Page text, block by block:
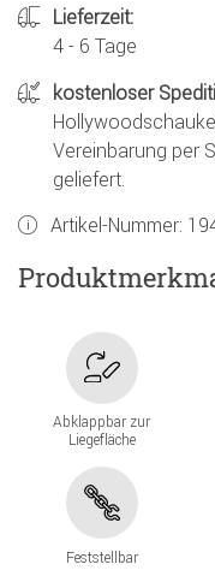
Lieferzeit:
4 - 6 Tage
kostenloser
Vereinbarung per
geliefert.
Artikel-Nummer:
Abklappbar zur
Liegefläche
Feststellbar